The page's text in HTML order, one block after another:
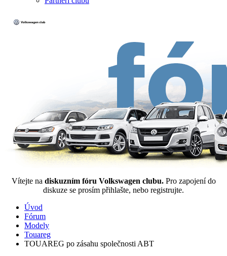
Vítejte na diskuzním fóru Volkswagen clubu. Pro zapojení do
diskuze se prosím přihlašte, nebo registrujte.
Úvod
Fórum
Modely
Touareg
TOUAREG po zásahu společnosti ABT